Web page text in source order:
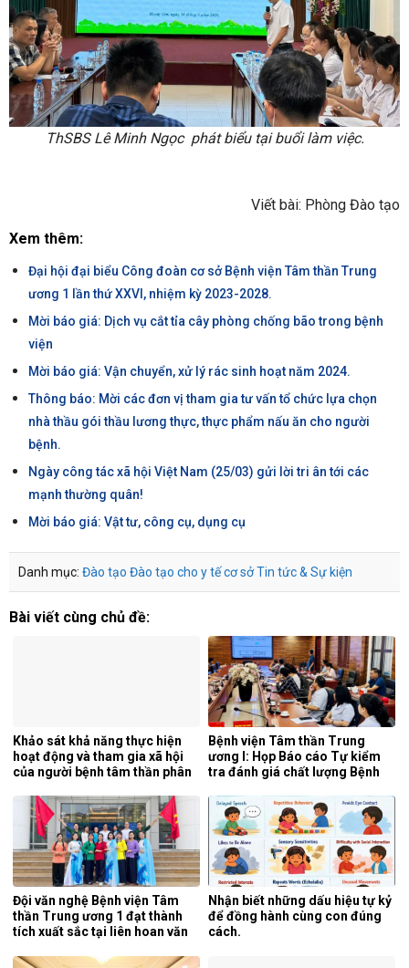
ThSBS Lê Minh Ngọc phát biểu tại buổi làm việc.
Viết bài: Phòng Đào tạo
Xem thêm:
Đại hội đại biểu Công đoàn cơ sở Bệnh viện Tâm thần Trung
ương 1 lần thứ XXVI, nhiệm kỳ 2023-2028.
Mời báo giá: Dịch vụ cắt tỉa cây phòng chống bão trong bệnh
viện
Mời báo giá: Vận chuyển, xử lý rác sinh hoạt năm 2024.
Thông báo: Mời các đơn vị tham gia tư vấn tổ chức lựa chọn
nhà thầu gói thầu lương thực, thực phẩm nấu ăn cho người
bệnh.
Ngày công tác xã hội Việt Nam (25/03) gửi lời tri ân tới các
mạnh thường quân!
Mời báo giá: Vật tư, công cụ, dụng cụ
Danh mục: Đào tạo Đào tạo cho y tế cơ sởTin tức & Sự kiện
Bài viết cùng chủ đề:
Khảo sát khả năng thực hiện
hoạt động và tham gia xã hội
của người bệnh tâm thần phân
năng, Bệnh viện Tâm thần
Trung ương 1.
Bệnh viện Tâm thần Trung
ương I: Họp Báo cáo Tự kiểm
tra đánh giá chất lượng Bệnh
Đội văn nghệ Bệnh viện Tâm
thần Trung ương 1 đạt thành
tích xuất sắc tại liên hoan văn
lần thứ 5 năm 2026.
Nhận biết những dấu hiệu tự kỷ
để đồng hành cùng con đúng
cách.